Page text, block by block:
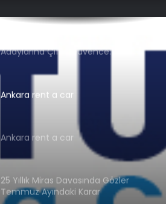
Adaylarına Çifte Güvence: Sabit
Ankara rent a car
Ankara rent a car
25 Yıllık Miras Davasında Gözler
Temmuz Ayındaki Karar